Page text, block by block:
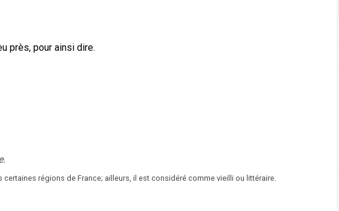
près, pour ainsi dire.
régions de France; ailleurs, il est considéré comme vieilli ou littéraire.